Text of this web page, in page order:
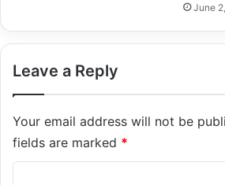
June
Leave a Reply
Your email address will not be
fields are marked *